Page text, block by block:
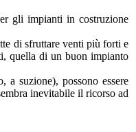
gli impianti in costruzione
di sfruttare venti più forti e
quella di un buon impianto
suzione), possono essere
inevitabile il ricorso ad